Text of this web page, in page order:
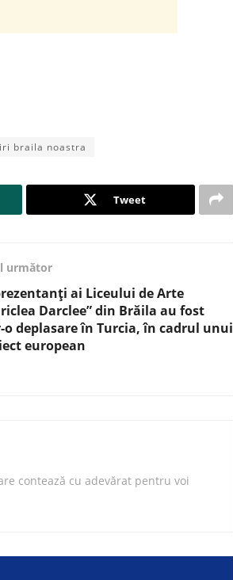
braila noastra
Tweet
următor
ai Liceului de Arte
Darclee” din Brăila au fost
deplasare în Turcia, în cadrul unui
european
contează cu adevărat pentru voi